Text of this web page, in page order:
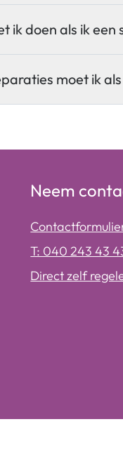
ik doen als ik
moet ik
Neem
T: 040 243 43
Direct zelf